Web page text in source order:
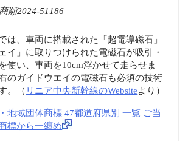
商願2024-51186
は、車両に搭載された「超電導磁石」
イ」に取りつけられた電磁石が吸引・
使い、車両を10cm浮かせて走らせま
のガイドウエイの電磁石も必須の技術
。（ リニア中央新幹線のWebsiteより）
地域団体商標 47都道府県別 一覧 ご当
標から一纏め